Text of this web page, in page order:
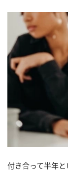
付き合って半年